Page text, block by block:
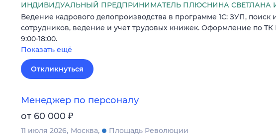
ИНДИВИДУАЛЬНЫЙ ПРЕДПРИНИМАТЕЛЬ ПЛЮСНИНА СВЕТЛАНА
Ведение кадрового делопроизводства в программе 1С: ЗУП, поиск
сотрудников, ведение и учет трудовых книжек. Оформление по ТК
9:00-18:00.
Показать ещё
Откликнуться
Менеджер по персоналу
от 60 000 ₽
11 июля 2026 Москва
Площадь Революции